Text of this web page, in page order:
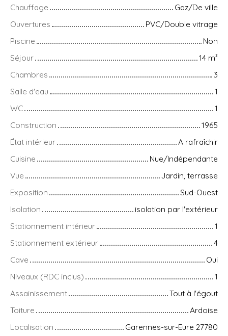
Chauffage
Gaz/De ville
Ouvertures
PVC/Double vitrage
Piscine
Non
Séjour
14 m²
Chambres
3
Salle d'eau
1
WC
1
Construction
1965
État intérieur
A rafraîchir
Cuisine
Nue/Indépendante
Vue
Jardin, terrasse
Exposition
Sud-Ouest
Isolation
isolation par l'extérieur
Stationnement intérieur
1
Stationnement extérieur
4
Cave
Oui
Niveaux (RDC inclus)
1
Assainissement
Tout à l'égout
Toiture
Ardoise
Localisation
Garennes-sur-Eure 27780